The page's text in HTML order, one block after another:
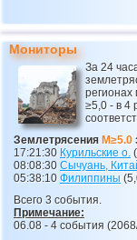
24 Эквадор
25 Норвегия
Пуэрто-Рико
27 Турция
28 Хорватия
29 Сент-
30 Боливия
31 Коста-Рика
Мониторы
За 24
регионах
≥5,0 - в 4
Землетрясения M≥5.0
17:21:30 Курильские о.
08:08:30 Сычуань,
05:38:10 Филиппины
Всего 3 события.
Примечание:
06.08 - 4 события